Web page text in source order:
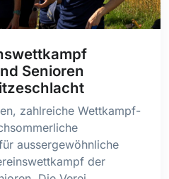
Senioren
zahlreiche Wettkampf-
aussergewöhnliche
der